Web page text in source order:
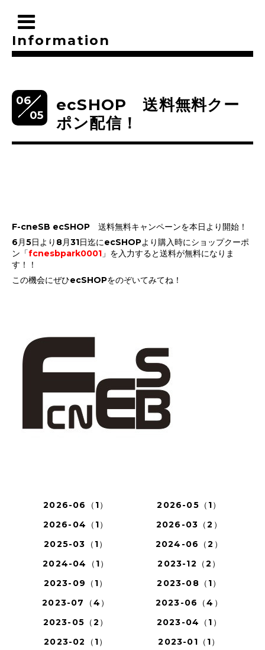
Information
06
05
ecSHOP 送料無料クー
ポン配信！
F-cneSB ecSHOP 送料無料キャンペーンを本日より開始！
6月5日より8月31日迄にecSHOPより購入時にショップクーポ
ン「fcnesbpark0001 」を入力すると送料が無料になりま
す！！
この機会にぜひecSHOPをのぞいてみてね！
2026-06（1）
2026-05（1）
2026-04（1）
2026-03（2）
2025-03（1）
2024-06（2）
2024-04（1）
2023-12（2）
2023-09（1）
2023-08（1）
2023-07（4）
2023-06（4）
2023-05（2）
2023-04（1）
2023-02（1）
2023-01（1）